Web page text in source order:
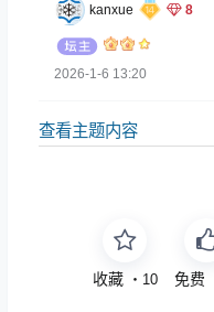
kanxue 8
2026-1-6 13:20
查看主题内容
收藏 ・ 10 免费